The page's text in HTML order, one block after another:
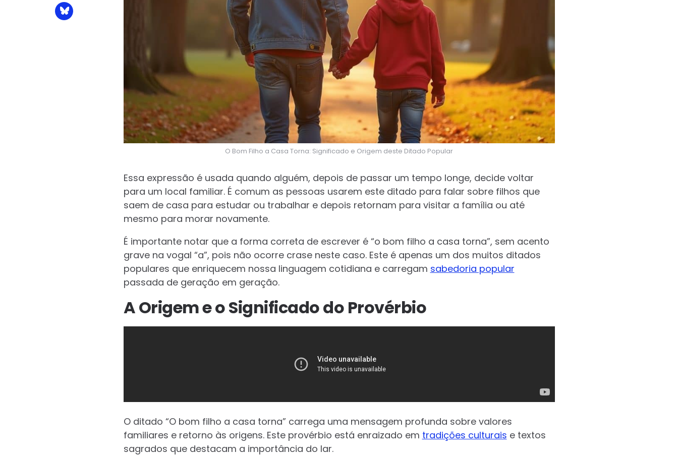
O Bom Filho a Casa Torna: Significado e Origem deste Ditado Popular
Essa expressão é usada quando alguém, depois de passar um tempo longe, decide voltar
para um local familiar. É comum as pessoas usarem este ditado para falar sobre filhos que
saem de casa para estudar ou trabalhar e depois retornam para visitar a família ou até
mesmo para morar novamente.
É importante notar que a forma correta de escrever é “o bom filho a casa torna”, sem acento
grave na vogal “a”, pois não ocorre crase neste caso. Este é apenas um dos muitos ditados
populares que enriquecem nossa linguagem cotidiana e carregam sabedoria popular
passada de geração em geração.
A Origem e o Significado do Provérbio
O ditado “O bom filho a casa torna” carrega uma mensagem profunda sobre valores
familiares e retorno às origens. Este provérbio está enraizado em tradições culturais e textos
sagrados que destacam a importância do lar.